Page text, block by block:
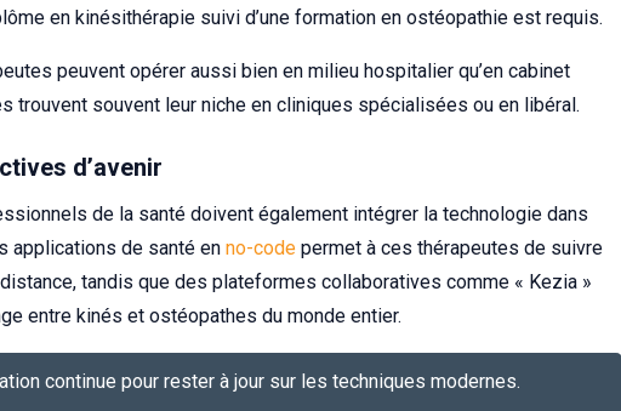
en kinésithérapie suivi d’une formation en ostéopathie est requis.
peuvent opérer aussi bien en milieu hospitalier qu’en cabinet
trouvent souvent leur niche en cliniques spécialisées ou en libéral.
d’avenir
de la santé doivent également intégrer la technologie dans
applications de santé en no-code permet à ces thérapeutes de suivre
tandis que des plateformes collaboratives comme « Kezia »
entre kinés et ostéopathes du monde entier.
continue pour rester à jour sur les techniques modernes.